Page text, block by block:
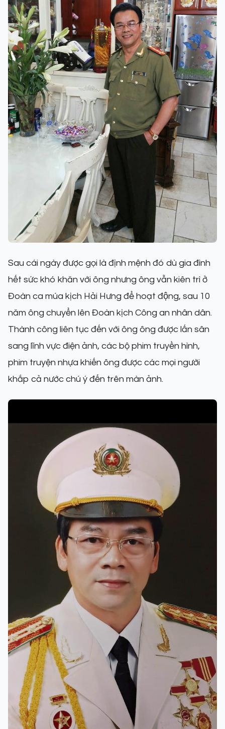
Sau cái ngày được gọi là định mệnh đó dù gia đình
hết sức khó khăn với ông nhưng ông vẫn kiên trì ở
Đoàn ca múa kịch Hải Hưng để hoạt động, sau 10
năm ông chuyển lên Đoàn kịch Công an nhân dân.
Thành công liên tục đến với ông ông được lấn sân
sang lĩnh vực điện ảnh, các bộ phim truyền hình,
phim truyện nhựa khiến ông được các mọi người
khắp cả nước chú ý đến trên màn ảnh.